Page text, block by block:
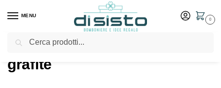
MENU
0
Home Shop Prodotti taggati “grafite”
grafite